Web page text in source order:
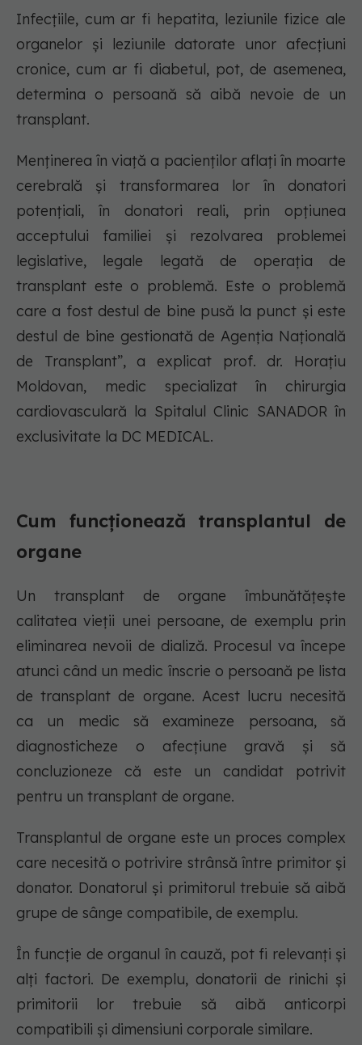
Infecțiile, cum ar fi hepatita, leziunile fizice ale
organelor și leziunile datorate unor afecțiuni
cronice, cum ar fi diabetul, pot, de asemenea,
determina o persoană să aibă nevoie de un
transplant.
Menținerea în viață a pacienților aflați în moarte
cerebrală și transformarea lor în donatori
potențiali, în donatori reali, prin opțiunea
acceptului familiei și rezolvarea problemei
legislative, legale legată de operația de
transplant este o problemă. Este o problemă
care a fost destul de bine pusă la punct și este
destul de bine gestionată de Agenția Națională
de Transplant”, a explicat prof. dr. Horațiu
Moldovan, medic specializat în chirurgia
cardiovasculară la Spitalul Clinic SANADOR în
exclusivitate la DC MEDICAL.
Cum funcționează transplantul de
organe
Un transplant de organe îmbunătățește
calitatea vieții unei persoane, de exemplu prin
eliminarea nevoii de dializă. Procesul va începe
atunci când un medic înscrie o persoană pe lista
de transplant de organe. Acest lucru necesită
ca un medic să examineze persoana, să
diagnosticheze o afecțiune gravă și să
concluzioneze că este un candidat potrivit
pentru un transplant de organe.
Transplantul de organe este un proces complex
care necesită o potrivire strânsă între primitor și
donator. Donatorul și primitorul trebuie să aibă
grupe de sânge compatibile, de exemplu.
În funcție de organul în cauză, pot fi relevanți și
alți factori. De exemplu, donatorii de rinichi și
primitorii lor trebuie să aibă anticorpi
compatibili și dimensiuni corporale similare.